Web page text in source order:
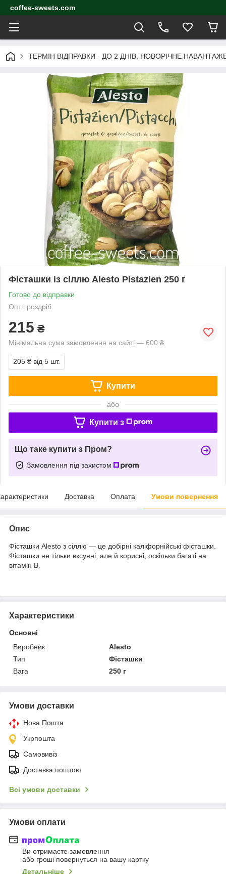
coffee-sweets.com
ТЕРМІН ВІДПРАВКИ - ДО 2 ДНІВ. НОВОРІЧНЕ
Фісташки із сіллю Alesto Pistazien 250 г
Готово до відправки
Опт і роздріб
215 ₴
Мінімальна сума замовлення на сайті — 600 ₴
205 ₴ від 5 шт.
Купити
або
Купити з
Що таке купити з Пром?
Замовлення під захистом
Доставка Оплата Умови повернення
Опис
Фісташки Alesto з сіллю — це добірні каліфорнійські фісташки.
Фісташки не тільки вксунні, але й корисні, оскільки багаті на
вітамін В.
Характеристики
Основні
Виробник
Alesto
Тип
Фісташки
Вага
250 г
Умови доставки
Нова Пошта
Укрпошта
Самовивіз
Доставка поштою
Всі умови доставки
Умови оплати
Ви отримаєте замовлення
або гроші повернуться на вашу картку
Детальніше